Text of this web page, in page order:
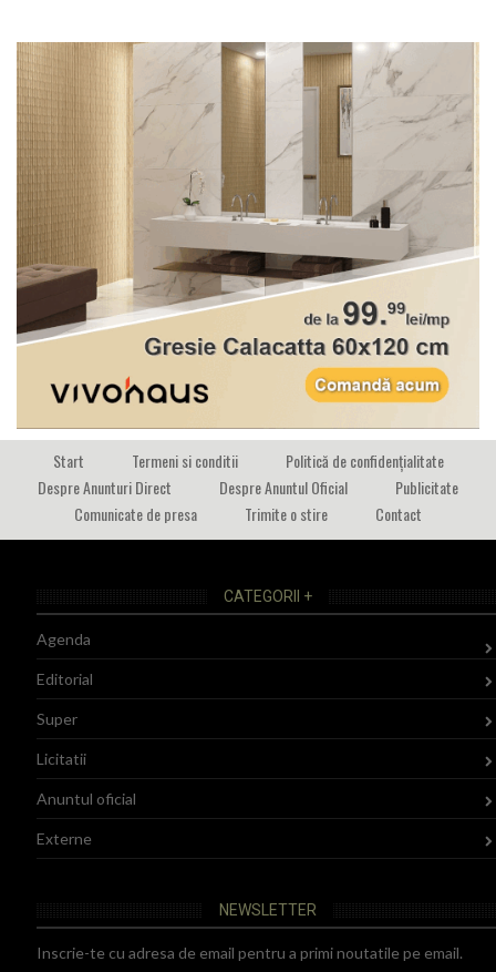
Start Termeni si conditii
Politică de confidențialitate
Despre Anunturi Direct
Despre Anuntul Oficial
Publicitate
Comunicate de presa
Trimite o stire Contact
CATEGORII +
Agenda
Editorial
Super
Licitatii
Anuntul oficial
Externe
NEWSLETTER
Inscrie-te cu adresa de email pentru a primi noutatile pe email.